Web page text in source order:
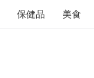
保健品 美食